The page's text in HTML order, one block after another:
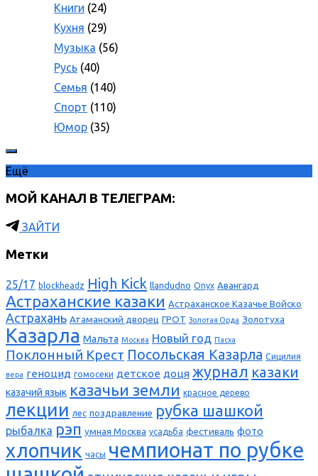
Книги (24)
Кухня (29)
Музыка (56)
Русь (40)
Семья (140)
Спорт (110)
Юмор (35)
Ещё
МОЙ КАНАЛ В ТЕЛЕГРАМ:
ЗАЙТИ
Метки
25/17 blockheadz High Kick llandudno Onyx Авангард
Астраханские казаки Астраханское Казачье Войско
Астрахань Атаманский дворец ГРОТ Золотая Орда Золотуха
Казарла Мальта Москва Новый год Пасха
Поклонный Крест Посольская Казарла Сицилия
вера геноцид гомосеки детское доця журнал казаки
казачий язык казачьи земли красное дерево
лекции лес поздравление рубка шашкой
рыбалка рэп умная Москва усадьба фестиваль фото
хлопчик часы чемпионат по рубке